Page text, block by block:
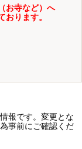
お寺など）へ
ります。
報です。変更とな
事前にご確認くだ